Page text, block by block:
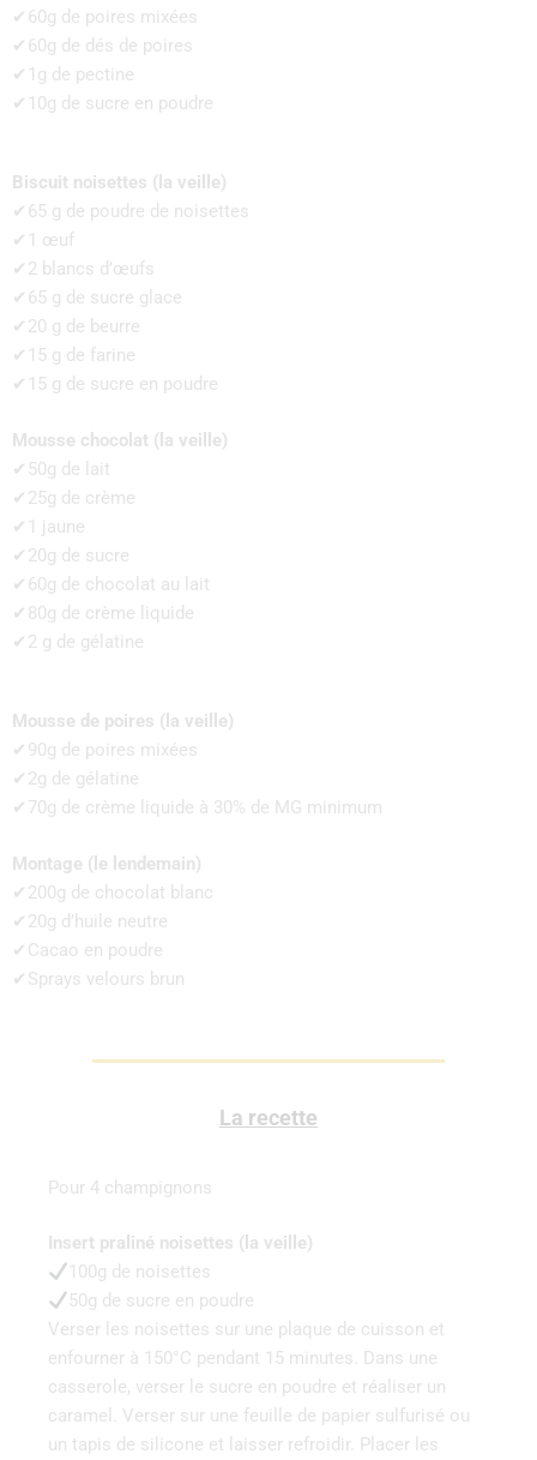
✔60g de poires mixées
✔60g de dés de poires
✔1g de pectine
✔10g de sucre en poudre
Biscuit noisettes (la veille)
✔65 g de poudre de noisettes
✔1 œuf
✔2 blancs d’œufs
✔65 g de sucre glace
✔20 g de beurre
✔15 g de farine
✔15 g de sucre en poudre
Mousse chocolat (la veille)
✔50g de lait
✔25g de crème
✔1 jaune
✔20g de sucre
✔60g de chocolat au lait
✔80g de crème liquide
✔2 g de gélatine
Mousse de poires (la veille)
✔90g de poires mixées
✔2g de gélatine
✔70g de crème liquide à 30% de MG minimum
Montage (le lendemain)
✔200g de chocolat blanc
✔20g d’huile neutre
✔Cacao en poudre
✔Sprays velours brun
La recette
Pour 4 champignons
Insert praliné noisettes (la veille)
100g de noisettes
50g de sucre en poudre
Verser les noisettes sur une plaque de cuisson et
enfourner à 150°C pendant 15 minutes. Dans une
casserole, verser le sucre en poudre et réaliser un
caramel. Verser sur une feuille de papier sulfurisé ou
un tapis de silicone et laisser refroidir. Placer les